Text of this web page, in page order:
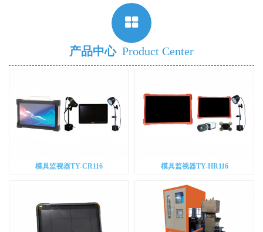
产品中心 Product Center
模具监视器TY-CR116 模具监视器TY-HR116